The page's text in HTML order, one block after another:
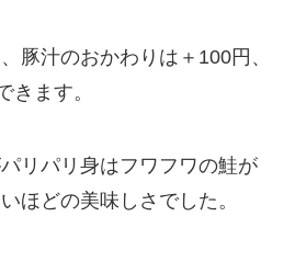
豚汁のおかわりは＋100円、
きます。
リパリ身はフワフワの鮭が
ほどの美味しさでした。